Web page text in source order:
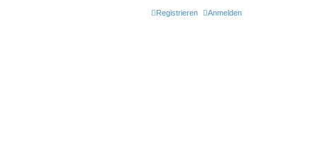
Anmelden
Registrieren